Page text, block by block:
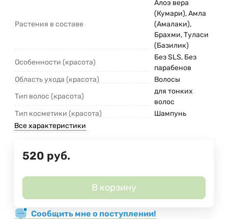
Растения в составе
Алоэ вера
(Кумари), Амла
(Амалаки),
Брахми, Туласи
(Базилик)
Особенности (красота)
Без SLS, Без
парабенов
Область ухода (красота)
Волосы
Тип волос (красота)
для тонких
волос
Тип косметики (красота)
Шампунь
Все характеристики
520 руб.
В корзину
Сообщить мне о поступлении!